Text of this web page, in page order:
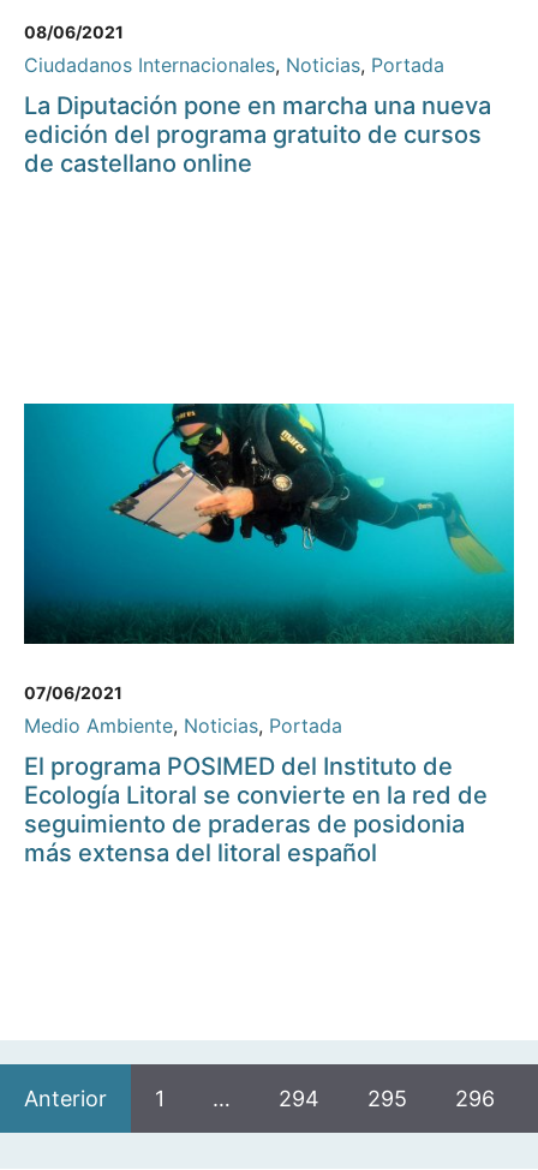
08/06/2021
Ciudadanos Internacionales, Noticias, Portada
La Diputación pone en marcha una nueva
edición del programa gratuito de cursos
de castellano online
07/06/2021
Medio Ambiente, Noticias, Portada
El programa POSIMED del Instituto de
Ecología Litoral se convierte en la red de
seguimiento de praderas de posidonia
más extensa del litoral español
Anterior 1 … 294 295 296